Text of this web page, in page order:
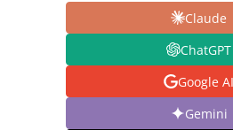
Claude
ChatGPT
Google AI
Gemini